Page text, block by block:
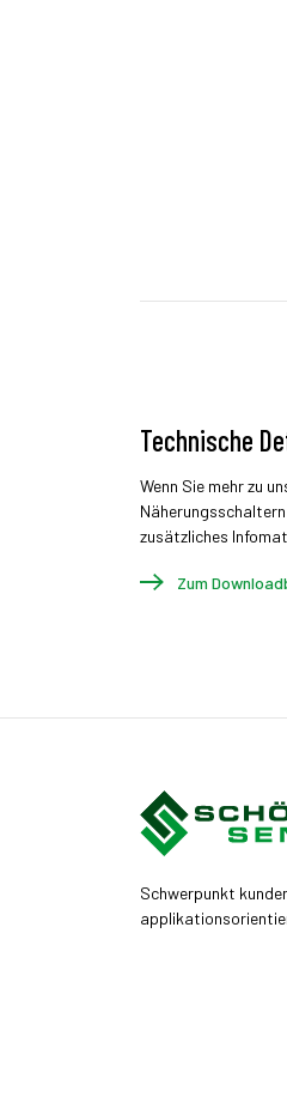
Technische
Wenn Sie mehr zu
zusätzliches
Zum
Schwerpunkt